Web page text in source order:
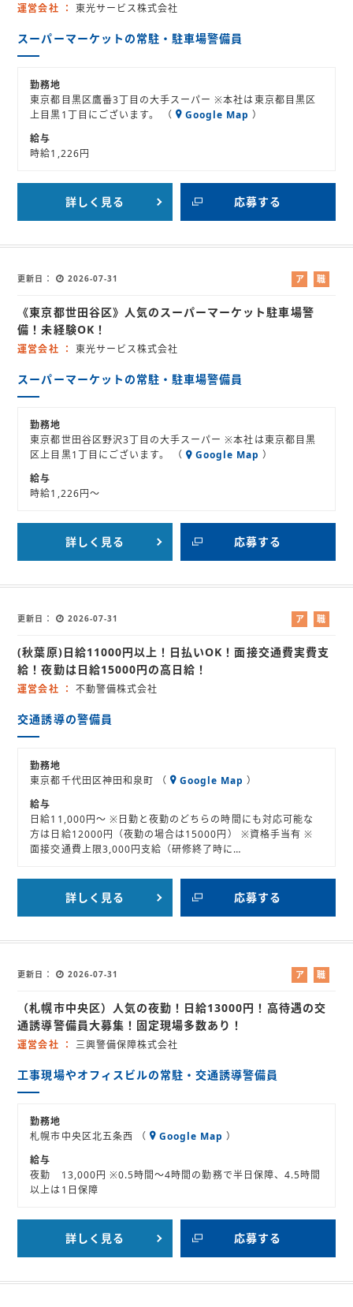
運営会社 東光サービス株式会社
スーパーマーケットの常駐・駐車場警備員
勤務地
東京都目黒区鷹番3丁目の大手スーパー ※本社は東京都目黒区
上目黒1丁目にございます。 （
Google Map ）
給与
時給1,226円
詳しく見る 応募する
更新日 2026-07-31
ア
バ
職
《東京都世田谷区》人気のスーパーマーケット駐車場警
備！未経験OK！
運営会社 東光サービス株式会社
スーパーマーケットの常駐・駐車場警備員
勤務地
東京都世田谷区野沢3丁目の大手スーパー ※本社は東京都目黒
区上目黒1丁目にございます。 （
Google Map ）
給与
時給1,226円～
詳しく見る 応募する
更新日 2026-07-31
ア
バ
職
紹
(秋葉原)日給11000円以上！日払いOK！面接交通費実費支
給！夜勤は日給15000円の高日給！
運営会社 不動警備株式会社
交通誘導の警備員
勤務地
東京都千代田区神田和泉町 （
Google Map ）
給与
日給11,000円～ ※日勤と夜勤のどちらの時間にも対応可能な
方は日給12000円（夜勤の場合は15000円） ※資格手当有 ※
面接交通費上限3,000円支給（研修終了時に…
詳しく見る 応募する
更新日 2026-07-31
ア
バ
職
紹
（札幌市中央区）人気の夜勤！日給13000円！高待遇の交
通誘導警備員大募集！固定現場多数あり！
運営会社 三興警備保障株式会社
工事現場やオフィスビルの常駐・交通誘導警備員
勤務地
札幌市中央区北五条西 （
Google Map ）
給与
夜勤 13,000円 ※0.5時間～4時間の勤務で半日保障、4.5時間
以上は1日保障
詳しく見る 応募する